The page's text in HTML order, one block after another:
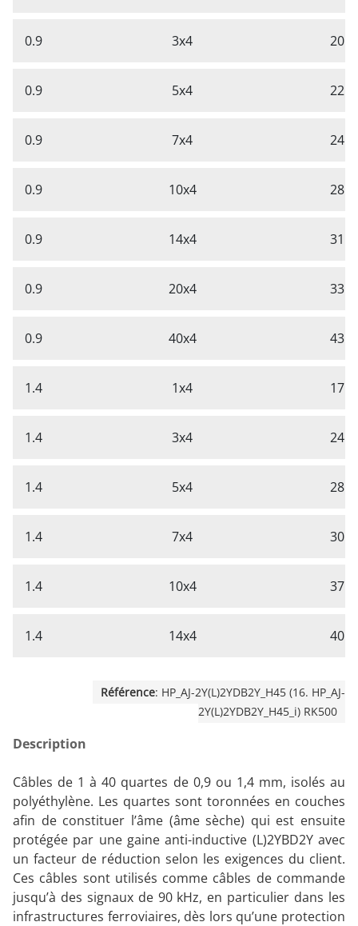
0.9 3x4 20.5
0.9 5x4 22.9
0.9 7x4 24.2
0.9 10x4 28.9
0.9 14x4 31.2
0.9 20x4 33.7
0.9 40x4 43.4
1.4 1x4 17.7
1.4 3x4 24.7
1.4 5x4 28.3
1.4 7x4 30.4
1.4 10x4 37.3
1.4 14x4 40.3
Référence: HP_AJ-2Y(L)2YDB2Y_H45 (16. HP_AJ-
2Y(L)2YDB2Y_H45_i) RK500
Description
Câbles de 1 à 40 quartes de 0,9 ou 1,4 mm, isolés au
polyéthylène. Les quartes sont toronnées en couches
afin de constituer l’âme (âme sèche) qui est ensuite
protégée par une gaine anti-inductive (L)2YBD2Y avec
un facteur de réduction selon les exigences du client.
Ces câbles sont utilisés comme câbles de commande
jusqu’à des signaux de 90 kHz, en particulier dans les
infrastructures ferroviaires, dès lors qu’une protection